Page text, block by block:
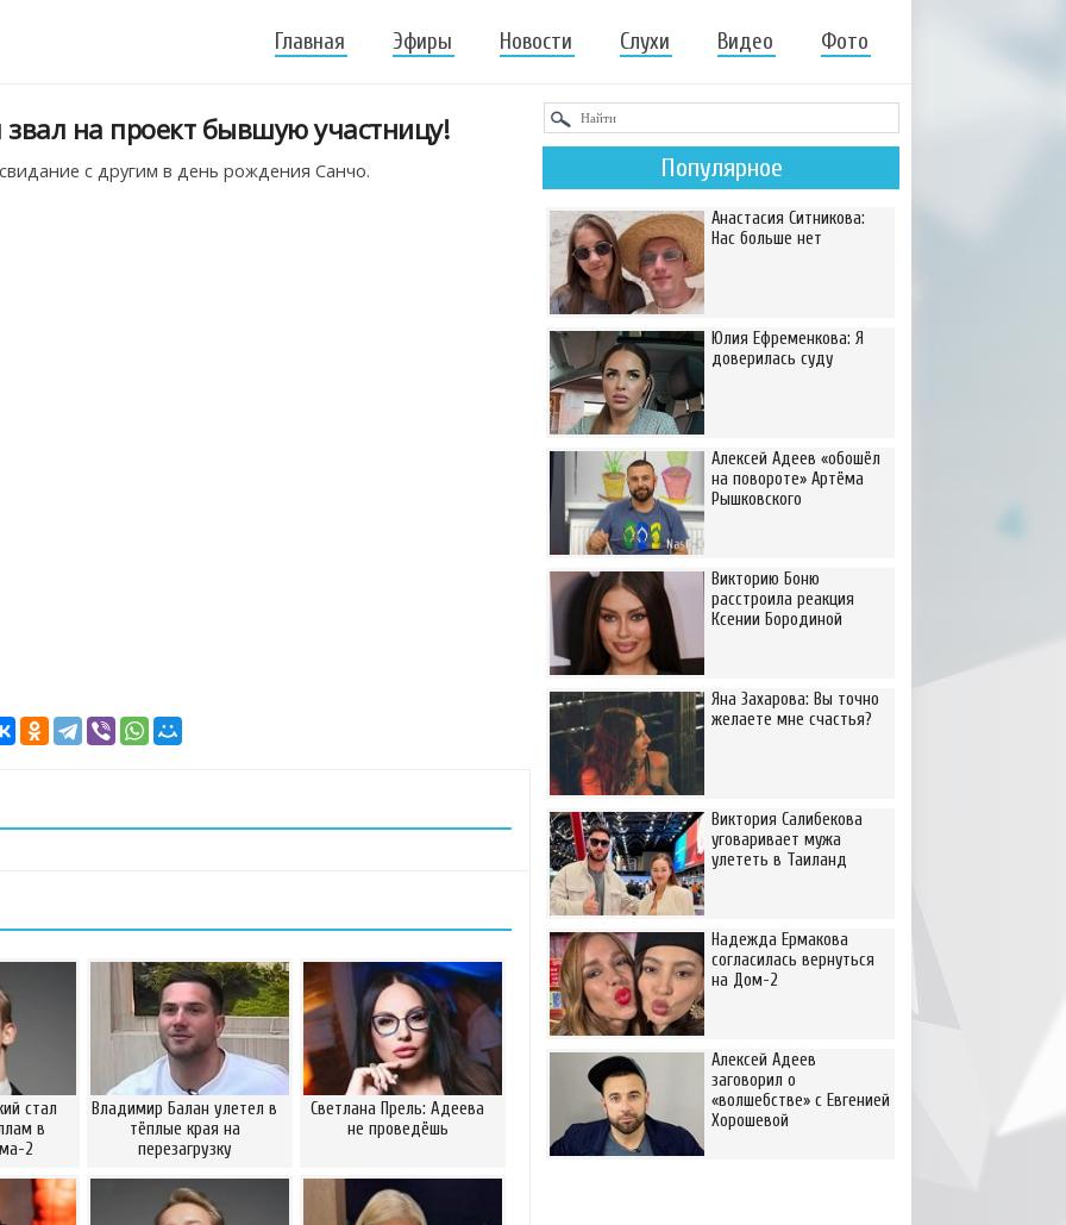
Главная Эфиры Новости Слухи Видео Фото
на проект бывшую участницу!
с другим в день рождения Санчо.
стал
в
2
Владимир Балан улетел в
тёплые края на
перезагрузку
Светлана Прель: Адеева
не проведёшь
Популярное
Анастасия Ситникова:
Нас больше нет
Юлия Ефременкова: Я
доверилась суду
Алексей Адеев «обошёл
на повороте» Артёма
Рышковского
Викторию Боню
расстроила реакция
Ксении Бородиной
Яна Захарова: Вы точно
желаете мне счастья?
Виктория Салибекова
уговаривает мужа
улететь в Таиланд
Надежда Ермакова
согласилась вернуться
на Дом-2
Алексей Адеев
заговорил о
«волшебстве» с Евгенией
Хорошевой